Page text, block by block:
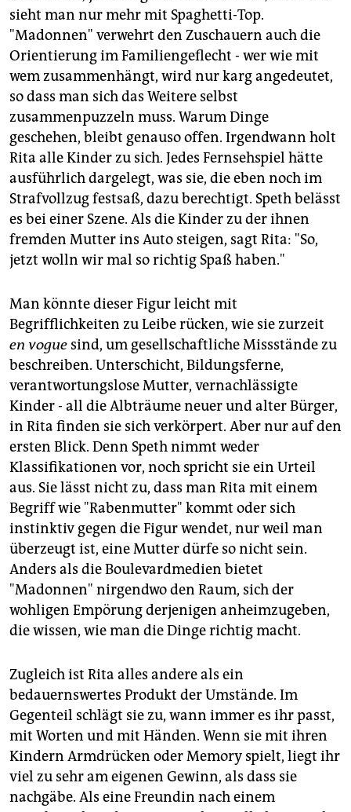
sieht man nur mehr mit Spaghetti-Top.
"Madonnen" verwehrt den Zuschauern auch die
Orientierung im Familiengeflecht - wer wie mit
wem zusammenhängt, wird nur karg angedeutet,
so dass man sich das Weitere selbst
zusammenpuzzeln muss. Warum Dinge
geschehen, bleibt genauso offen. Irgendwann holt
Rita alle Kinder zu sich. Jedes Fernsehspiel hätte
ausführlich dargelegt, was sie, die eben noch im
Strafvollzug festsaß, dazu berechtigt. Speth belässt
es bei einer Szene. Als die Kinder zu der ihnen
fremden Mutter ins Auto steigen, sagt Rita: "So,
jetzt wolln wir mal so richtig Spaß haben."
Man könnte dieser Figur leicht mit
Begrifflichkeiten zu Leibe rücken, wie sie zurzeit
en vogue sind, um gesellschaftliche Missstände zu
beschreiben. Unterschicht, Bildungsferne,
verantwortungslose Mutter, vernachlässigte
Kinder - all die Albträume neuer und alter Bürger,
in Rita finden sie sich verkörpert. Aber nur auf den
ersten Blick. Denn Speth nimmt weder
Klassifikationen vor, noch spricht sie ein Urteil
aus. Sie lässt nicht zu, dass man Rita mit einem
Begriff wie "Rabenmutter" kommt oder sich
instinktiv gegen die Figur wendet, nur weil man
überzeugt ist, eine Mutter dürfe so nicht sein.
Anders als die Boulevardmedien bietet
"Madonnen" nirgendwo den Raum, sich der
wohligen Empörung derjenigen anheimzugeben,
die wissen, wie man die Dinge richtig macht.
Zugleich ist Rita alles andere als ein
bedauernswertes Produkt der Umstände. Im
Gegenteil schlägt sie zu, wann immer es ihr passt,
mit Worten und mit Händen. Wenn sie mit ihren
Kindern Armdrücken oder Memory spielt, liegt ihr
viel zu sehr am eigenen Gewinn, als dass sie
nachgäbe. Als eine Freundin nach einem